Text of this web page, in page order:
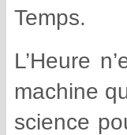
Temps.
L’Heure
machine
science